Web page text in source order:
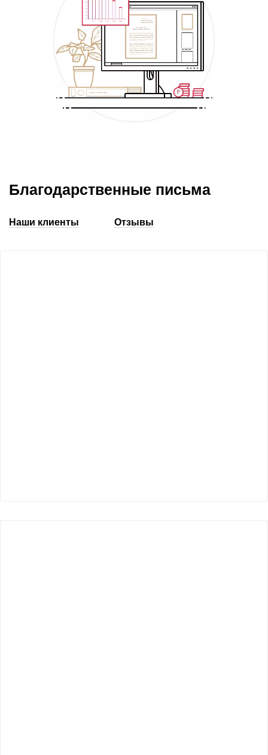
Благодарственные письма
Наши клиенты Отзывы